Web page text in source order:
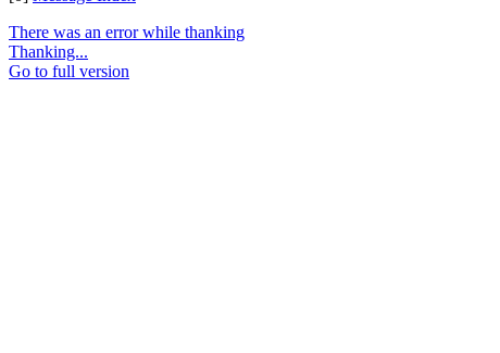
There was an error while thanking
Thanking...
Go to full version